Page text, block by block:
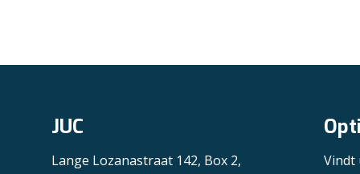
JUC
Lange Lozanastraat 142, Box 2,
Vindt